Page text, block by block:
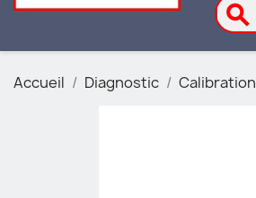
search
Accueil Diagnostic Calibration